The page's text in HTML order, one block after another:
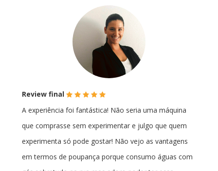
Review final (*)(*)(*)(*)(*)
A experiência foi fantástica! Não seria uma máquina
que comprasse sem experimentar e julgo que quem
experimenta só pode gostar! Não vejo as vantagens
em termos de poupança porque consumo águas com